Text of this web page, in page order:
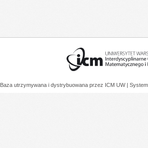
Baza utrzymywana i dystrybuowana przez ICM UW |